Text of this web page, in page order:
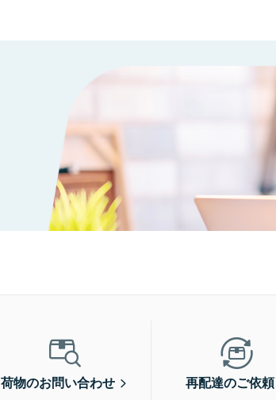
荷物のお問い合わせ 再配達のご依頼